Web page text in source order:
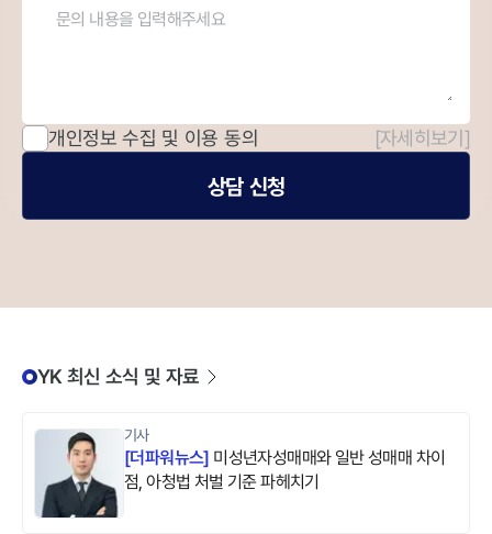
개인정보 수집 및 이용 동의 [자세히보기]
상담 신청
YK 최신 소식 및 자료
기사
[더파워뉴스] 미성년자성매매와 일반 성매매 차이
점, 아청법 처벌 기준 파헤치기